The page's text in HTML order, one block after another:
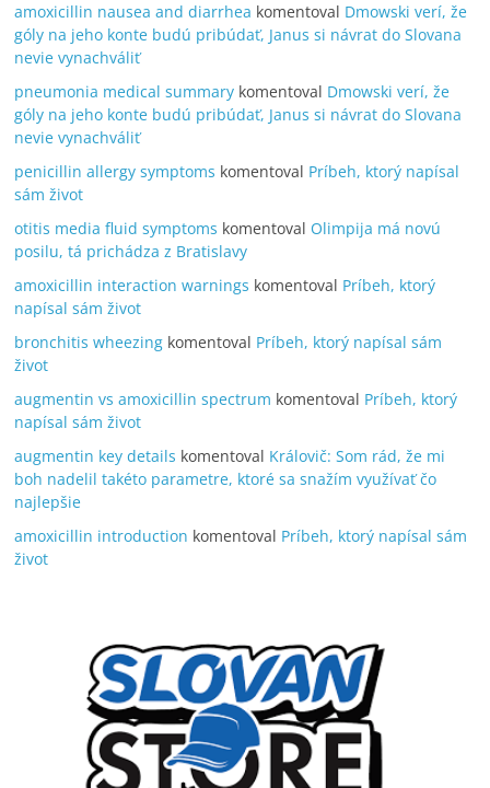
amoxicillin nausea and diarrhea komentoval Dmowski verí, že
góly na jeho konte budú pribúdať, Janus si návrat do Slovana
nevie vynachváliť
pneumonia medical summary komentoval Dmowski verí, že
góly na jeho konte budú pribúdať, Janus si návrat do Slovana
nevie vynachváliť
penicillin allergy symptoms komentoval Príbeh, ktorý napísal
sám život
otitis media fluid symptoms komentoval Olimpija má novú
posilu, tá prichádza z Bratislavy
amoxicillin interaction warnings komentoval Príbeh, ktorý
napísal sám život
bronchitis wheezing komentoval Príbeh, ktorý napísal sám
život
augmentin vs amoxicillin spectrum komentoval Príbeh, ktorý
napísal sám život
augmentin key details komentoval Královič: Som rád, že mi
boh nadelil takéto parametre, ktoré sa snažím využívať čo
najlepšie
amoxicillin introduction komentoval Príbeh, ktorý napísal sám
život